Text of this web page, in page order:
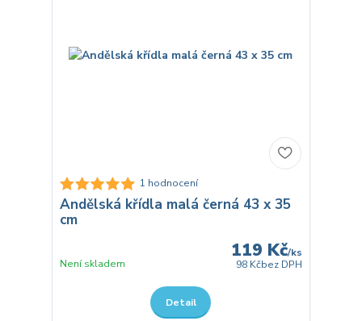
1 hodnocení
Andělská křídla malá černá 43 x 35
cm
119 Kč/ks
98 Kčbez DPH
Není skladem
Detail